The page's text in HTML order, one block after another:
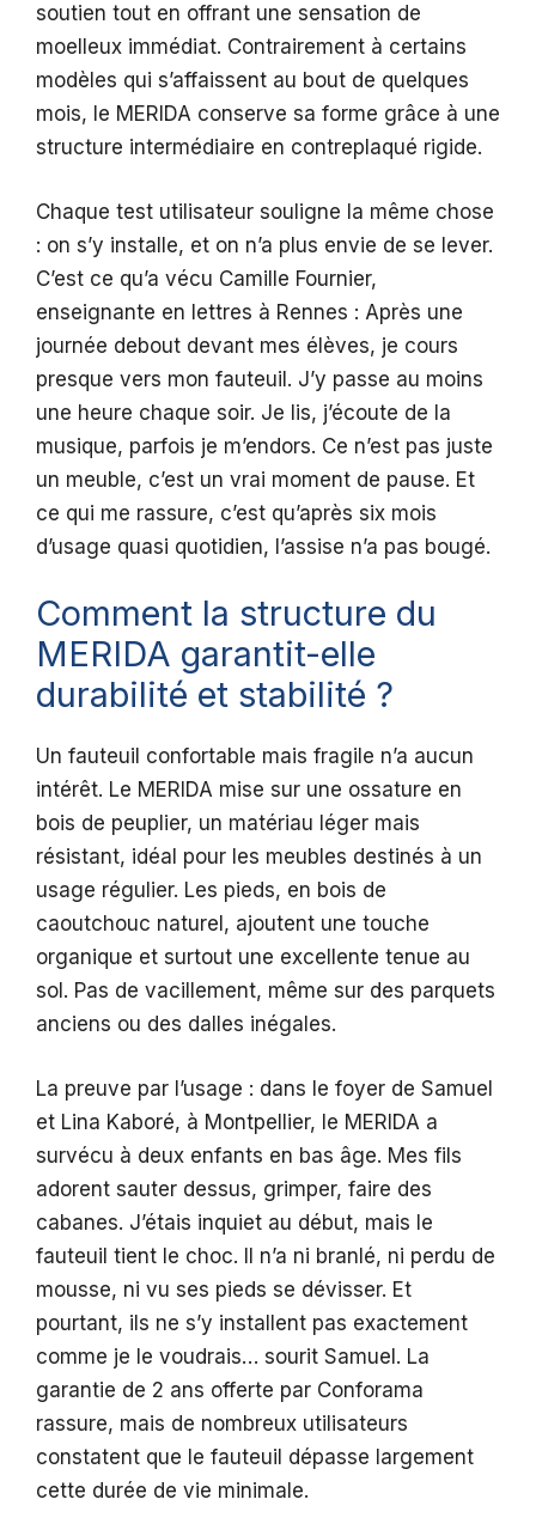
soutien tout en offrant une sensation de
moelleux immédiat. Contrairement à certains
modèles qui s’affaissent au bout de quelques
mois, le MERIDA conserve sa forme grâce à une
structure intermédiaire en contreplaqué rigide.
Chaque test utilisateur souligne la même chose
: on s’y installe, et on n’a plus envie de se lever.
C’est ce qu’a vécu Camille Fournier,
enseignante en lettres à Rennes : Après une
journée debout devant mes élèves, je cours
presque vers mon fauteuil. J’y passe au moins
une heure chaque soir. Je lis, j’écoute de la
musique, parfois je m’endors. Ce n’est pas juste
un meuble, c’est un vrai moment de pause. Et
ce qui me rassure, c’est qu’après six mois
d’usage quasi quotidien, l’assise n’a pas bougé.
Comment la structure du
MERIDA garantit-elle
durabilité et stabilité ?
Un fauteuil confortable mais fragile n’a aucun
intérêt. Le MERIDA mise sur une ossature en
bois de peuplier, un matériau léger mais
résistant, idéal pour les meubles destinés à un
usage régulier. Les pieds, en bois de
caoutchouc naturel, ajoutent une touche
organique et surtout une excellente tenue au
sol. Pas de vacillement, même sur des parquets
anciens ou des dalles inégales.
La preuve par l’usage : dans le foyer de Samuel
et Lina Kaboré, à Montpellier, le MERIDA a
survécu à deux enfants en bas âge. Mes fils
adorent sauter dessus, grimper, faire des
cabanes. J’étais inquiet au début, mais le
fauteuil tient le choc. Il n’a ni branlé, ni perdu de
mousse, ni vu ses pieds se dévisser. Et
pourtant, ils ne s’y installent pas exactement
comme je le voudrais… sourit Samuel. La
garantie de 2 ans offerte par Conforama
rassure, mais de nombreux utilisateurs
constatent que le fauteuil dépasse largement
cette durée de vie minimale.